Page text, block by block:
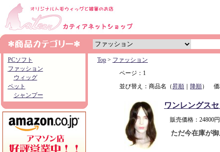
PCソフト
ファッション
ウィッグ
ペット
シャンプー
Top > ファッション
ページ：1
並び替え：商品名（昇順 降順） 価
ワンレングス
販売価格：
ただ今在庫が